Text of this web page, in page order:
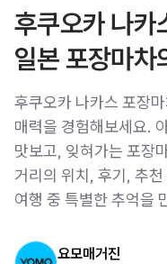
후쿠오카 나카
일본 포장마차
후쿠오카 나카스 포장
매력을 경험해보세요.
맛보고, 잊혀가는 포장
거리의 위치, 후기, 추
여행 중 특별한 추억을
요모매거진